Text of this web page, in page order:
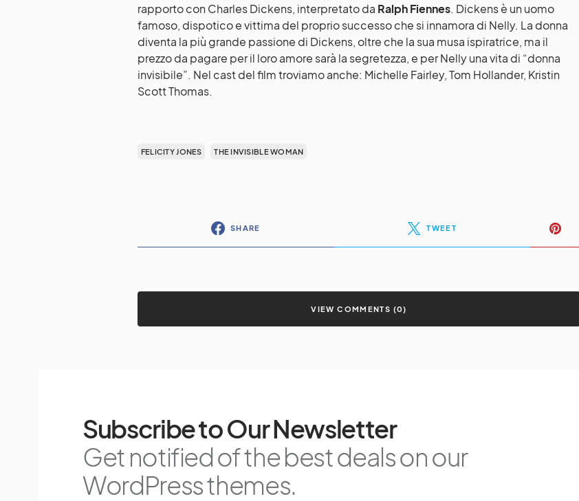
rapporto con Charles Dickens, interpretato da Ralph Fiennes. Dickens è un uomo
famoso, dispotico e vittima del proprio successo che si innamora di Nelly. La donna
diventa la più grande passione di Dickens, oltre che la sua musa ispiratrice, ma il
prezzo da pagare per il loro amore sarà la segretezza, e per Nelly una vita di “donna
invisibile”. Nel cast del film troviamo anche: Michelle Fairley, Tom Hollander, Kristin
Scott Thomas.
FELICITY JONES THE INVISIBLE WOMAN
SHARE TWEET
VIEW COMMENTS (0)
Subscribe to Our Newsletter
Get notified of the best deals on our
WordPress themes.